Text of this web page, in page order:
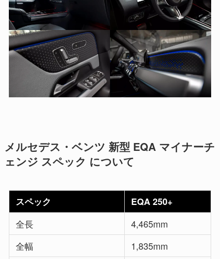
メルセデス・ベンツ 新型 EQA マイナーチ
ェンジ スペック について
スペック
EQA 250+
全長
4,465mm
全幅
1,835mm